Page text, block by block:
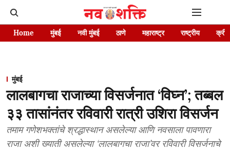
Home मुंबई नवी मुंबई ठाणे महाराष्ट्र राष्ट्रीय
मुंबई
लालबागचा राजाच्या विसर्जनात ‘विघ्न’; तब्बल
३३ तासांनंतर रविवारी रात्री उशिरा विसर्जन
तमाम गणेशभक्तांचे श्रद्धास्थान असलेल्या आणि नवसाला पावणारा
राजा अशी ख्याती असलेल्या ‘लालबागचा राजा’वर रविवारी विसर्जनाचे